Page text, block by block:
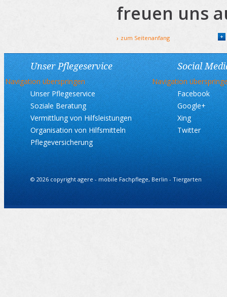
freuen uns
zum Seitenanfang
Unser Pflegeservice
Navigation überspringen
Unser Pflegeservice
Soziale Beratung
Vermittlung von Hilfsleistungen
Organisation von Hilfsmitteln
Pflegeversicherung
Social
Navigation
Facebook
Google+
Xing
Twitter
© 2026 copyright agere - mobile Fachpflege, Berlin - Tiergarten